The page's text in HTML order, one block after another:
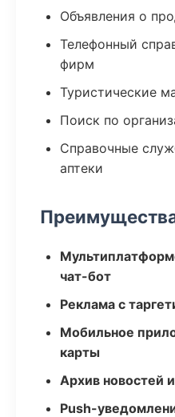
Объявления о
Телефонный
фирм
Туристические
Поиск по
Справочные
аптеки
чат-бот
Реклама с
Мобильное
карты
Архив новостей
Push-